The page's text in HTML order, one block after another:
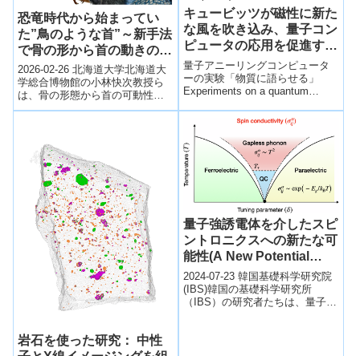
恐竜時代から始まってい
た”鳥のような首”～新手法
で骨の形から首の動きの進
化を解明～
2026-02-26 北海道大学北海道大
学総合博物館の小林快次教授ら
は、骨の形態から首の可動性を
数値化する世界初の手法を開発
キュービッツが磁性に新た
な風を吹き込み、量子コン
ピュータの応用を促進する
(Qubits put new spin on
magnetism, boosting
applications of quantum
computers)
量子アニーリングコンピュータ
ーの実験「物質に語らせる」
Experiments on a quantum
岩石を使った研究： 中性
量子強誘電体を介したスピ
ントロニクスへの新たな可
能性(A New Potential
Pathway to Spintronics
Through Quantum
Ferroelectricity)
2024-07-23 韓国基礎科学研究院
(IBS)韓国の基礎科学研究所
（IBS）の研究者たちは、量子パ